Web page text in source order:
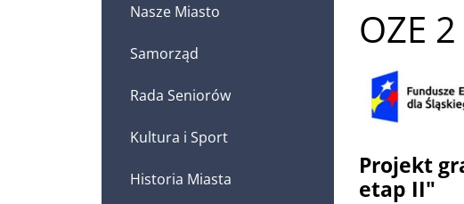
Nasze Miasto
Samorząd
Rada Seniorów
Kultura i Sport
Historia Miasta
OZE
Projekt
etap II"